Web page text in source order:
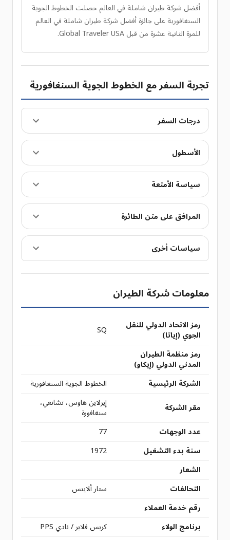
أفضل شركة طيران شاملة في العالم حصلت الخطوط الجوية
السنغافورية على جائزة أفضل شركة طيران شاملة في العالم
للمرة الثانية عشرة من قبل Global Traveler USA.
تجربة السفر مع الخطوط الجوية السنغافورية
درجات السفر
الأسطول
سياسة الأمتعة
المرافق على متن الطائرة
سياسات أخرى
معلومات شركة الطيران
رمز الاتحاد الدولي للنقل
الجوي (إياتا)
SQ
رمز منظمة الطيران
المدني الدولي (إيكاو)
الشركة الرئيسية
الخطوط الجوية السنغافورية
مقر الشركة
إيرلاين هاوس، تشانغي،
سنغافورة
عدد الوجهات
77
سنة بدء التشغيل
1972
الشعار
التحالفات
ستار ألاينس
رقم خدمة العملاء
برنامج الولاء
كريس فلاير / نادي PPS